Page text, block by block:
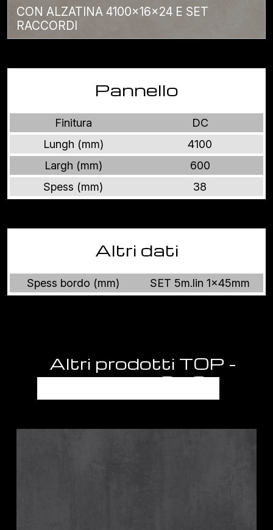
CON ALZATINA 4100x16x24 E SET
RACCORDI
Pannello
Finitura
DC
Lungh (mm)
4100
Largh (mm)
600
Spess (mm)
38
Altri dati
Spess bordo (mm) SET 5m.lin 1x45mm
Altri prodotti TOP -
PIANI LAVORO